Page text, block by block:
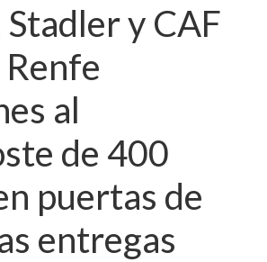
y CAF
al
de 400
puertas de
entregas